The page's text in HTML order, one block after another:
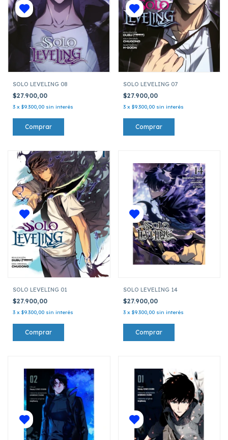
SOLO LEVELING 08
$27.900,00
3 x $9.300,00 sin interés
SOLO LEVELING 07
$27.900,00
3 x $9.300,00 sin interés
SOLO LEVELING 01
$27.900,00
3 x $9.300,00 sin interés
SOLO LEVELING 14
$27.900,00
3 x $9.300,00 sin interés